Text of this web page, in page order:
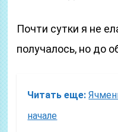
Почти сутки я не
получалось, но до
Читать еще:
начале